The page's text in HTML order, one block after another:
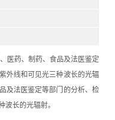
医药、制药、食品及法医鉴定
外线和可见光三种波长的光辐
及法医鉴定等部门的分析、检
波长的光辐射。